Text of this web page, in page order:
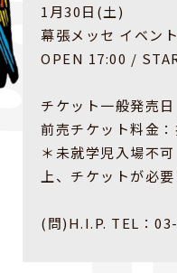
1月30日(土)
幕張メッセ イベン
OPEN 17:00 /
チケット一般発売
前売チケット料金
＊未就学児入場不
上、チケットが必要
(問)H.I.P. TEL：